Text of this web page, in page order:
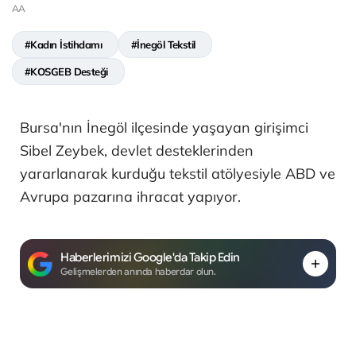
AA
#Kadın İstihdamı #İnegöl Tekstil
#KOSGEB Desteği
Bursa'nın İnegöl ilçesinde yaşayan girişimci
Sibel Zeybek, devlet desteklerinden
yararlanarak kurduğu tekstil atölyesiyle ABD ve
Avrupa pazarına ihracat yapıyor.
Haberlerimizi Google'da Takip Edin
Gelişmelerden anında haberdar olun.